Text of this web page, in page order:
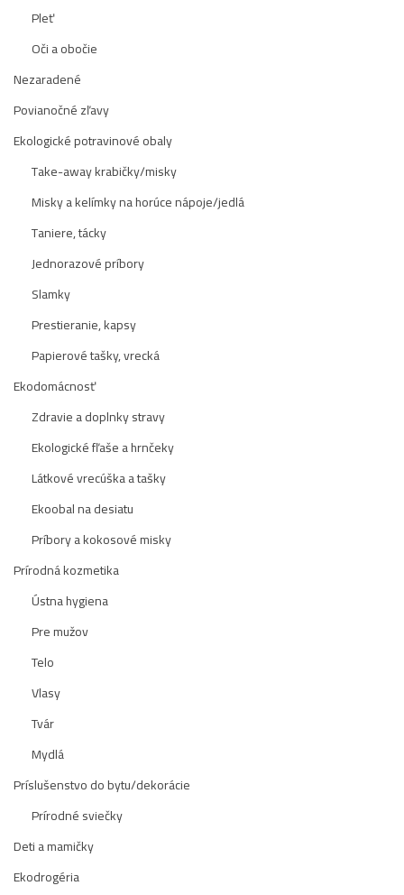
Pleť
Oči a obočie
Nezaradené
Povianočné zľavy
Ekologické potravinové obaly
Take-away krabičky/misky
Misky a kelímky na horúce nápoje/jedlá
Taniere, tácky
Jednorazové príbory
Slamky
Prestieranie, kapsy
Papierové tašky, vrecká
Ekodomácnosť
Zdravie a doplnky stravy
Ekologické fľaše a hrnčeky
Látkové vrecúška a tašky
Ekoobal na desiatu
Príbory a kokosové misky
Prírodná kozmetika
Ústna hygiena
Pre mužov
Telo
Vlasy
Tvár
Mydlá
Príslušenstvo do bytu/dekorácie
Prírodné sviečky
Deti a mamičky
Ekodrogéria